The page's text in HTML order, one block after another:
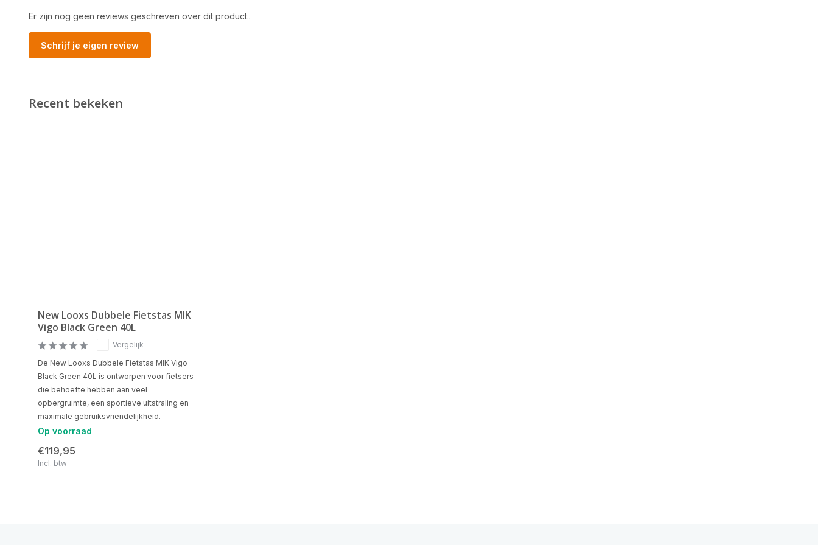
Er zijn nog geen reviews geschreven over dit product..
Schrijf je eigen review
Recent bekeken
New Looxs Dubbele Fietstas MIK
Vigo Black Green 40L
Vergelijk
De New Looxs Dubbele Fietstas MIK Vigo
Black Green 40L is ontworpen voor fietsers
die behoefte hebben aan veel
opbergruimte, een sportieve uitstraling en
maximale gebruiksvriendelijkheid.
Op voorraad
€119,95
Incl. btw